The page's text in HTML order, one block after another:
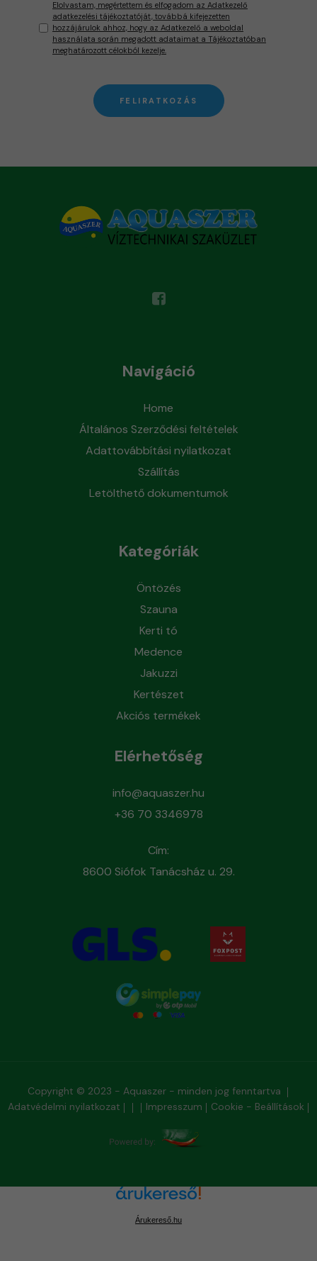
Elolvastam, megértettem és elfogadom az Adatkezelő
adatkezelési tájékoztatóját, továbbá kifejezetten
hozzájárulok ahhoz, hogy az Adatkezelő a weboldal
használata során megadott adataimat a Tájékoztatóban
meghatározott célokból kezelje.
FELIRATKOZÁS
Navigáció
Home
Általános Szerződési feltételek
Adattovábbítási nyilatkozat
Szállítás
Letölthető dokumentumok
Kategóriák
Öntözés
Szauna
Kerti tó
Medence
Jakuzzi
Kertészet
Akciós termékek
Elérhetőség
info@aquaszer.hu
+36 70 3346978
Cím:
8600 Siófok Tanácsház u. 29.
Copyright © 2023 - Aquaszer - minden jog fenntartva
Adatvédelmi nyilatkozat
Impresszum Cookie - Beállítások
Árukereső.hu